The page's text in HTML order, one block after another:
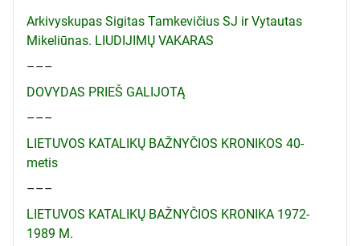
Arkivyskupas Sigitas Tamkevičius SJ ir Vytautas
Mikeliūnas. LIUDIJIMŲ VAKARAS
–––
DOVYDAS PRIEŠ GALIJOTĄ
–––
LIETUVOS KATALIKŲ BAŽNYČIOS KRONIKOS 40-
metis
–––
LIETUVOS KATALIKŲ BAŽNYČIOS KRONIKA 1972-
1989 M.